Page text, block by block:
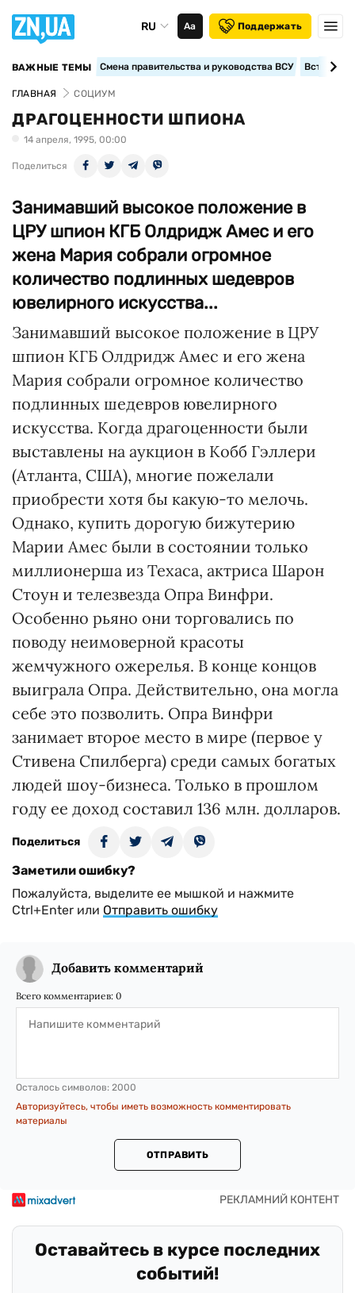
RU Аа Поддержать
ВАЖНЫЕ ТЕМЫ Смена правительства и руководства ВСУ
ГЛАВНАЯ СОЦИУМ
ДРАГОЦЕННОСТИ ШПИОНА
14 апреля, 1995, 00:00
Поделиться
Занимавший высокое положение в
ЦРУ шпион КГБ Олдридж Амес и его
жена Мария собрали огромное
количество подлинных шедевров
ювелирного искусства...
Занимавший высокое положение в ЦРУ
шпион КГБ Олдридж Амес и его жена
Мария собрали огромное количество
подлинных шедевров ювелирного
искусства. Когда драгоценности были
выставлены на аукцион в Кобб Гэллери
(Атланта, США), многие пожелали
приобрести хотя бы какую-то мелочь.
Однако, купить дорогую бижутерию
Марии Амес были в состоянии только
миллионерша из Техаса, актриса Шарон
Стоун и телезвезда Опра Винфри.
Особенно рьяно они торговались по
поводу неимоверной красоты
жемчужного ожерелья. В конце концов
выиграла Опра. Действительно, она могла
себе это позволить. Опра Винфри
занимает второе место в мире (первое у
Стивена Спилберга) среди самых богатых
людей шоу-бизнеса. Только в прошлом
году ее доход составил 136 млн. долларов.
Поделиться
Заметили ошибку?
Пожалуйста, выделите ее мышкой и нажмите
Ctrl+Enter или Отправить ошибку
Добавить комментарий
Всего комментариев: 0
Осталось символов: 2000
Авторизуйтесь, чтобы иметь возможность комментировать
материалы
ОТПРАВИТЬ
Оставайтесь в курсе последних
событий!